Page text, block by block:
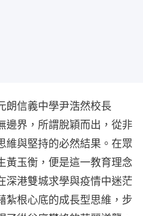
朗信義中學尹浩然校長
邊界，所謂脫穎而出，從非
維與堅持的必然結果。在眾
黃玉衡，便是這一教育理念
深港雙城求學與疫情中迷茫
紮根心底的成長型思維，步